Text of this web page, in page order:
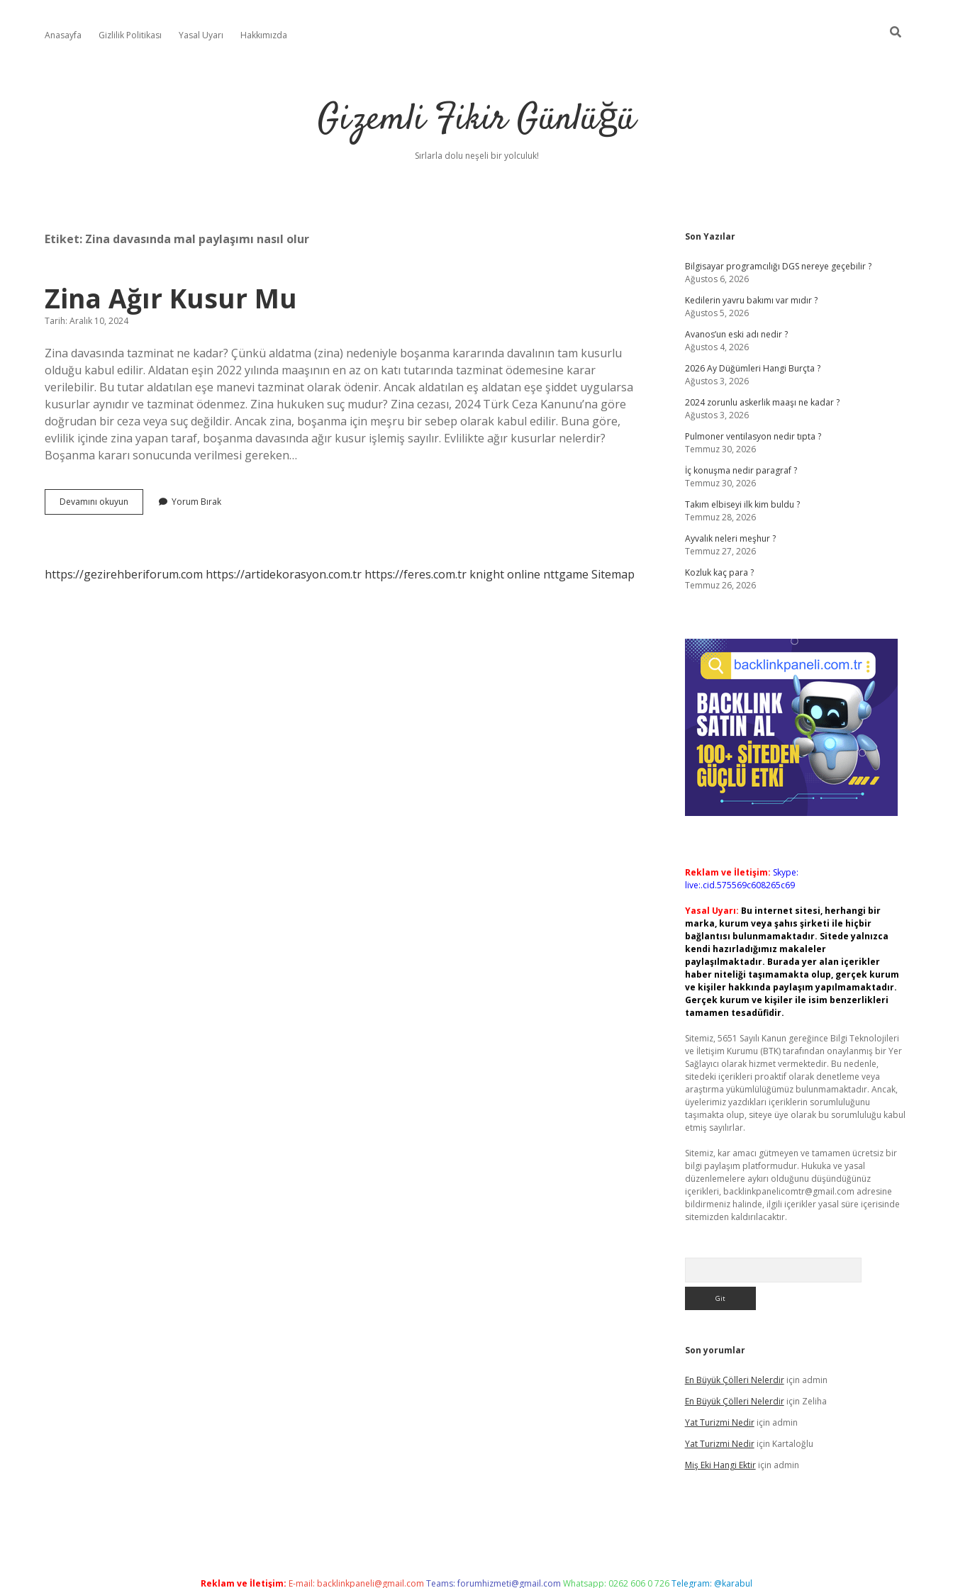
Anasayfa Gizlilik Politikası Yasal Uyarı Hakkımızda
Gizemli Fikir Günlüğü
Sırlarla dolu neşeli bir yolculuk!
Etiket: Zina davasında mal paylaşımı nasıl olur
Zina Ağır Kusur Mu
Tarih: Aralık 10, 2024
Zina davasında tazminat ne kadar? Çünkü aldatma (zina) nedeniyle boşanma kararında davalının tam kusurlu
olduğu kabul edilir. Aldatan eşin 2022 yılında maaşının en az on katı tutarında tazminat ödemesine karar
verilebilir. Bu tutar aldatılan eşe manevi tazminat olarak ödenir. Ancak aldatılan eş aldatan eşe şiddet uygularsa
kusurlar aynıdır ve tazminat ödenmez. Zina hukuken suç mudur? Zina cezası, 2024 Türk Ceza Kanunu’na göre
doğrudan bir ceza veya suç değildir. Ancak zina, boşanma için meşru bir sebep olarak kabul edilir. Buna göre,
evlilik içinde zina yapan taraf, boşanma davasında ağır kusur işlemiş sayılır. Evlilikte ağır kusurlar nelerdir?
Boşanma kararı sonucunda verilmesi gereken…
Devamını okuyun
Ağır
Yorum Bırak
https://gezirehberiforum.com https://artidekorasyon.com.tr https://feres.com.tr knight online nttgame Sitemap
Sidebar
Son Yazılar
Bilgisayar programcılığı DGS nereye geçebilir ?
Ağustos 6, 2026
Kedilerin yavru bakımı var mıdır ?
Ağustos 5, 2026
Avanos’un eski adı nedir ?
Ağustos 4, 2026
2026 Ay Düğümleri Hangi Burçta ?
Ağustos 3, 2026
2024 zorunlu askerlik maaşı ne kadar ?
Ağustos 3, 2026
Pulmoner ventilasyon nedir tıpta ?
Temmuz 30, 2026
İç konuşma nedir paragraf ?
Temmuz 30, 2026
Takım elbiseyi ilk kim buldu ?
Temmuz 28, 2026
Ayvalık neleri meşhur ?
Temmuz 27, 2026
Kozluk kaç para ?
Temmuz 26, 2026
Reklam ve İletişim: Skype:
live:.cid.575569c608265c69
Yasal Uyarı: Bu internet sitesi, herhangi bir
marka, kurum veya şahıs şirketi ile hiçbir
bağlantısı bulunmamaktadır. Sitede yalnızca
kendi hazırladığımız makaleler
paylaşılmaktadır. Burada yer alan içerikler
haber niteliği taşımamakta olup, gerçek kurum
ve kişiler hakkında paylaşım yapılmamaktadır.
Gerçek kurum ve kişiler ile isim benzerlikleri
tamamen tesadüfidir.
Sitemiz, 5651 Sayılı Kanun gereğince Bilgi Teknolojileri
ve İletişim Kurumu (BTK) tarafından onaylanmış bir Yer
Sağlayıcı olarak hizmet vermektedir. Bu nedenle,
sitedeki içerikleri proaktif olarak denetleme veya
araştırma yükümlülüğümüz bulunmamaktadır. Ancak,
üyelerimiz yazdıkları içeriklerin sorumluluğunu
taşımakta olup, siteye üye olarak bu sorumluluğu kabul
etmiş sayılırlar.
Sitemiz, kar amacı gütmeyen ve tamamen ücretsiz bir
bilgi paylaşım platformudur. Hukuka ve yasal
düzenlemelere aykırı olduğunu düşündüğünüz
içerikleri, backlinkpanelicomtr@gmail.com adresine
bildirmeniz halinde, ilgili içerikler yasal süre içerisinde
sitemizden kaldırılacaktır.
Son yorumlar
En Büyük Çölleri Nelerdiriçin admin
En Büyük Çölleri Nelerdiriçin Zeliha
Yat Turizmi Nediriçin admin
Yat Turizmi Nediriçin Kartaloğlu
Miş Eki Hangi Ektiriçin admin
Reklam ve İletişim: E-mail: backlinkpaneli@gmail.com Teams:forumhizmeti@gmail.com Whatsapp: 0262 606 0 726Telegram: @karabul